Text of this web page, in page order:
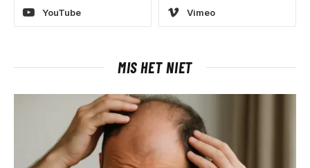
YouTube Vimeo
MIS HET NIET